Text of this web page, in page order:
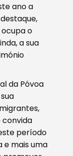
ano a
o
a sua
da Póvoa
convida
período
e mais uma